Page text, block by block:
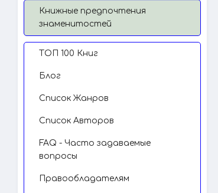
Книжные предпочтения
знаменитостей
TОП 100 Книг
Блог
Список Жанров
Список Авторов
FAQ - Часто задаваемые
вопросы
Правообладателям